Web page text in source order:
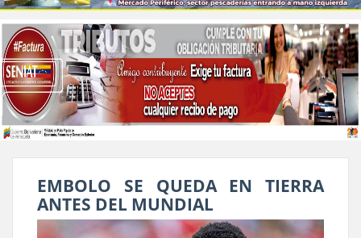
EMBOLO SE QUEDA EN TIERRA
ANTES DEL MUNDIAL